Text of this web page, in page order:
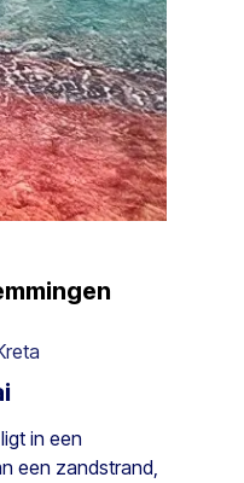
in een
een zandstrand,